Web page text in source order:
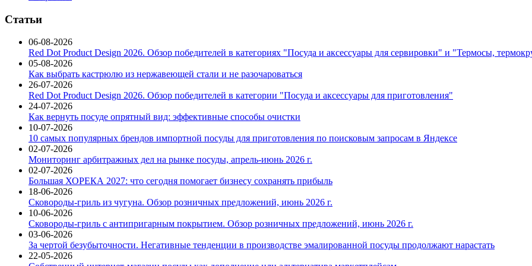
Статьи
06-08-2026
Red Dot Product Design 2026. Обзор победителей в категориях "Посуда и аксессуары для сервировки" и "Термосы,
05-08-2026
Как выбрать кастрюлю из нержавеющей стали и не разочароваться
26-07-2026
Red Dot Product Design 2026. Обзор победителей в категории "Посуда и аксессуары для приготовления"
24-07-2026
Как вернуть посуде опрятный вид: эффективные способы очистки
10-07-2026
10 самых популярных брендов импортной посуды для приготовления по поисковым запросам в Яндексе
02-07-2026
Мониторинг арбитражных дел на рынке посуды, апрель-июнь 2026 г.
02-07-2026
Большая ХОРЕКА 2027: что сегодня помогает бизнесу сохранять прибыль
18-06-2026
Сковороды-гриль из чугуна. Обзор розничных предложений, июнь 2026 г.
10-06-2026
Сковороды-гриль с антипригарным покрытием. Обзор розничных предложений, июнь 2026 г.
03-06-2026
За чертой безубыточности. Негативные тенденции в производстве эмалированной посуды продолжают нарастать
22-05-2026